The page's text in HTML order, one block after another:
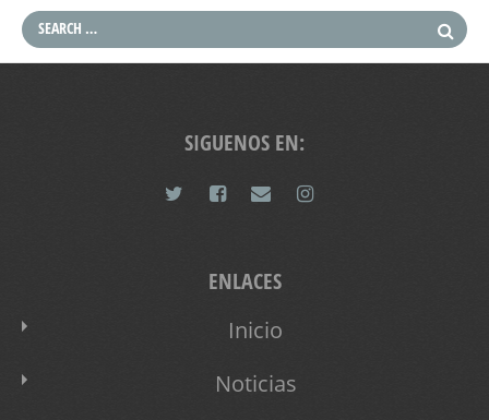
SIGUENOS EN:
ENLACES
Inicio
Noticias